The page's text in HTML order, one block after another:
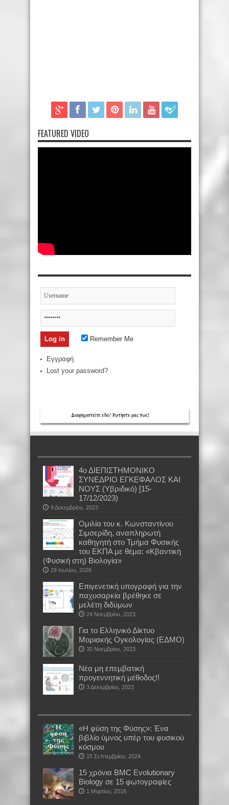
FEATURED VIDEO
Remember Me
Εγγραφή
Lost your password?
4ο ΔΙΕΠΙΣΤΗΜΟΝΙΚΟ
ΣΥΝΕΔΡΙΟ ΕΓΚΕΦΑΛΟΣ ΚΑΙ
ΝΟΥΣ (Υβριδικό) [15-
17/12/2023)
9 Δεκεμβρίου, 2023
Oμιλία του κ. Κωνσταντίνου
Σιμσερίδη, αναπληρωτή
καθηγητή στο Τμήμα Φυσικής
του ΕΚΠΑ με θέμα: «Κβαντική
(Φυσική στη) Βιολογία»
29 Ιουλίου, 2026
Επιγενετική υπογραφή για την
παχυσαρκία βρέθηκε σε
μελέτη διδύμων
24 Νοεμβρίου, 2023
Για το Ελληνικό Δίκτυο
Μοριακής Ογκολογίας (ΕΔΜΟ)
30 Νοεμβρίου, 2023
Νέα μη επεμβατική
προγεννητική μέθοδος!!
3 Δεκεμβρίου, 2023
«Η φύση της Φύσης»: Ένα
βιβλίο ύμνος υπέρ του φυσικού
κόσμου
15 Σεπτεμβρίου, 2024
15 χρόνια BMC Evolutionary
Biology σε 15 φωτογραφίες
1 Μαρτίου, 2016